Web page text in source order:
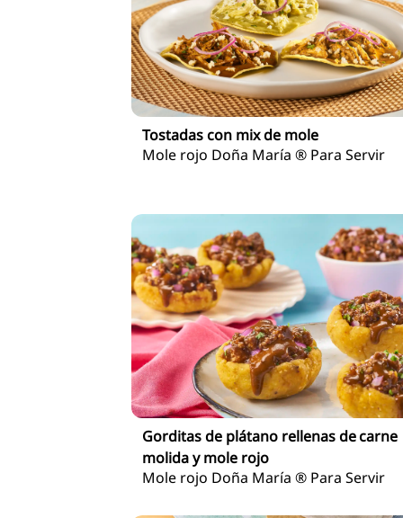
Tostadas con mix de mole
Mole rojo Doña María ® Para Servir
Gorditas de plátano rellenas de carne
molida y mole rojo
Mole rojo Doña María ® Para Servir